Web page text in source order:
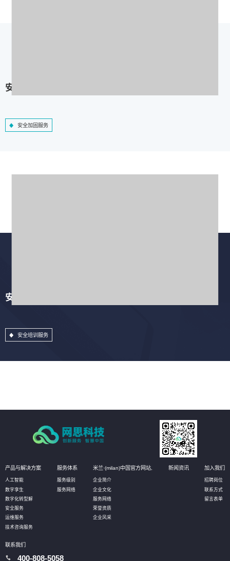
安全加固服务
安全加固服务
安全培训服务
安全培训服务
产品与解决方案
人工智能
数字孪生
数字化转型解
安全服务
运维服务
技术咨询服务
服务体系
服务级别
服务网络
米兰·(milan)中国官方网站,
企业简介
企业文化
服务网络
荣誉资质
企业风采
新闻资讯 加入我们
招聘岗位
联系方式
留言表单
联系我们
400-808-5058